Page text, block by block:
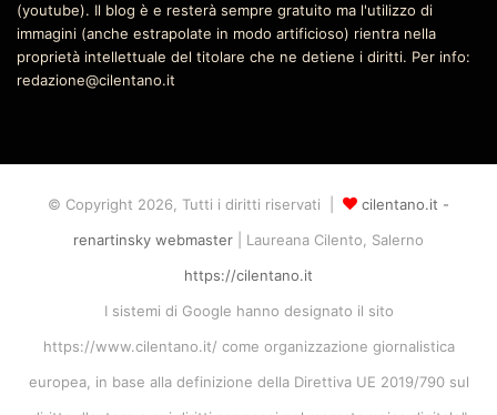
(youtube). Il blog è e resterà sempre gratuito ma l'utilizzo di
immagini (anche estrapolate in modo artificioso) rientra nella
proprietà intellettuale del titolare che ne detiene i diritti. Per info:
redazione@cilentano.it
© Copyright 2026, Tutti i diritti riservati |
cilentano.it -
renartinsky webmaster | Laureana Cilento, Salerno
https://cilentano.it
I sistemi di Google hanno designato il sito
https://www.cilentano.it/ come organizzazione giornalistica
europea, in base alla definizione della Direttiva UE 2019/790 sul